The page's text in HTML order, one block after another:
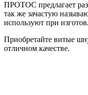
ПРОТОС предлагает
так же зачастую
используют при
Приобретайте витые
отличном качестве.